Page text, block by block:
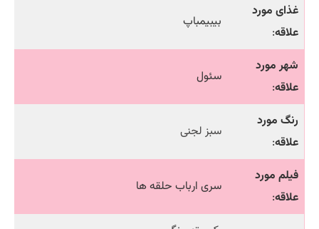
غذای مورد
علاقه:
بیبیمباپ
شهر مورد
علاقه:
سئول
رنگ مورد
علاقه:
سبز لجنی
فیلم مورد
علاقه:
سری ارباب حلقه ها